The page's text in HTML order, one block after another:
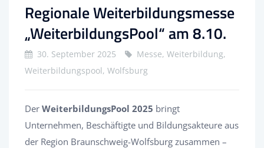
Regionale Weiterbildungsmesse
„WeiterbildungsPool“ am 8.10.
30. September 2025
Messe, Weiterbildung,
Weiterbildungspool, Wolfsburg
Der WeiterbildungsPool 2025 bringt
Unternehmen, Beschäftigte und Bildungsakteure aus
der Region Braunschweig-Wolfsburg zusammen –